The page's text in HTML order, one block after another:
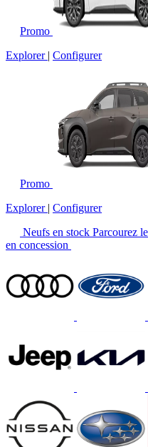
Promo
Explorer | Configurer
Promo
Explorer | Configurer
Neufs en stock Parcourez
en concession